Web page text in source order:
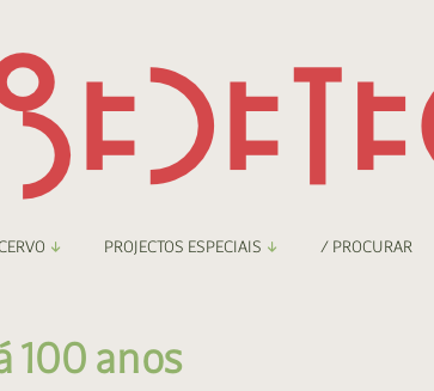
Comicarte
PROJECTOS ESPECIAIS
Recortes
/ PROCURAR
100 anos